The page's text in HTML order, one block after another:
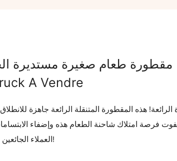
مقطورة طعام صغيرة مستديرة
A Vendre
هذه المقطورة المتنقلة الرائعة جاهزة
تفوت فرصة امتلاك شاحنة الطعام هذه وإضفاء
العملاء الجائعين في كل مكان!